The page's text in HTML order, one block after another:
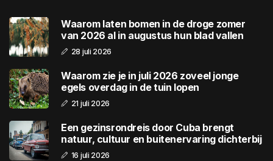
Waarom laten bomen in de droge zomer
van 2026 al in augustus hun blad vallen
28 juli 2026
Waarom zie je in juli 2026 zoveel jonge
egels overdag in de tuin lopen
21 juli 2026
Een gezinsrondreis door Cuba brengt
natuur, cultuur en buitenervaring dichterbij
16 juli 2026